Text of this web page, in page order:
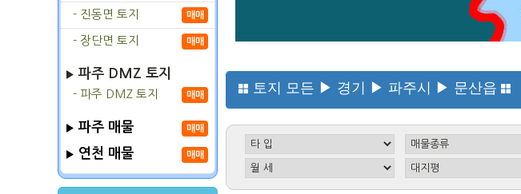
- 진동면 토지 매매
- 장단면 토지 매매
파주 DMZ 토지
- 파주 DMZ 토지 매매
파주 매물 매매
연천 매물 매매
토지 모든 ▶ 경기 ▶ 파주시 ▶ 문산읍